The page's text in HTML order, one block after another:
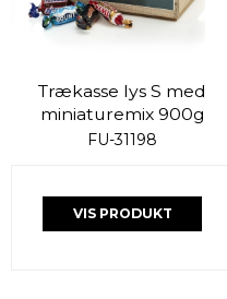
Trækasse lys S med
miniaturemix 900g
FU-31198
VIS PRODUKT